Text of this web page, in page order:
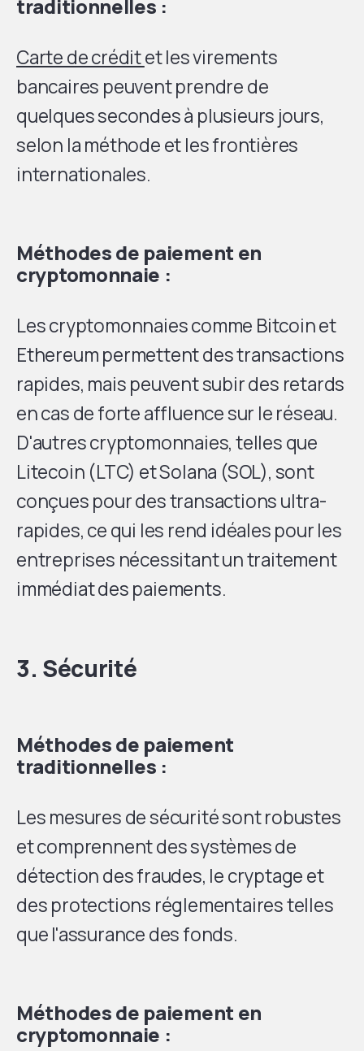
traditionnelles :
Carte de créditet les virements
bancaires peuvent prendre de
quelques secondes à plusieurs jours,
selon la méthode et les frontières
internationales.
Méthodes de paiement en
cryptomonnaie :
Les cryptomonnaies comme Bitcoin et
Ethereum permettent des transactions
rapides, mais peuvent subir des retards
en cas de forte affluence sur le réseau.
D'autres cryptomonnaies, telles que
Litecoin (LTC) et Solana (SOL), sont
conçues pour des transactions ultra-
rapides, ce qui les rend idéales pour les
entreprises nécessitant un traitement
immédiat des paiements.
3. Sécurité
Méthodes de paiement
traditionnelles :
Les mesures de sécurité sont robustes
et comprennent des systèmes de
détection des fraudes, le cryptage et
des protections réglementaires telles
que l'assurance des fonds.
Méthodes de paiement en
cryptomonnaie :